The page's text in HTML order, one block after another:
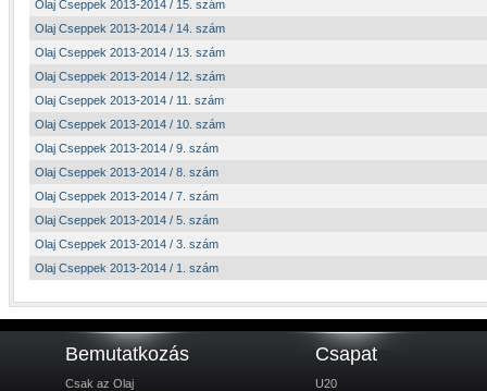
Olaj Cseppek 2013-2014 / 15. szám
Olaj Cseppek 2013-2014 / 14. szám
Olaj Cseppek 2013-2014 / 13. szám
Olaj Cseppek 2013-2014 / 12. szám
Olaj Cseppek 2013-2014 / 11. szám
Olaj Cseppek 2013-2014 / 10. szám
Olaj Cseppek 2013-2014 / 9. szám
Olaj Cseppek 2013-2014 / 8. szám
Olaj Cseppek 2013-2014 / 7. szám
Olaj Cseppek 2013-2014 / 5. szám
Olaj Cseppek 2013-2014 / 3. szám
Olaj Cseppek 2013-2014 / 1. szám
Bemutatkozás
Csak az Olaj
Csapat
U20